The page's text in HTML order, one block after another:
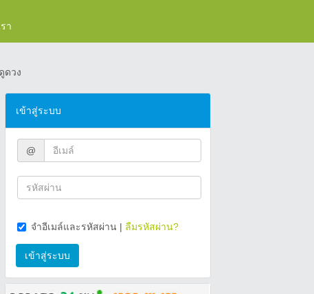
า
ดูดวง
เข้าสู่ระบบ
@
จำอีเมล์และรหัสผ่าน | ลืมรหัสผ่าน?
เข้าสู่ระบบ